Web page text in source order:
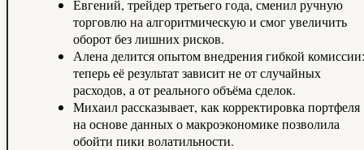
Евгений, трейдер третьего года, сменил ручную
торговлю на алгоритмическую и смог увеличить
оборот без лишних рисков.
Алена делится опытом внедрения гибкой комиссии:
теперь её результат зависит не от случайных
расходов, а от реального объёма сделок.
Михаил рассказывает, как корректировка портфеля
на основе данных о макроэкономике позволила
обойти пики волатильности.